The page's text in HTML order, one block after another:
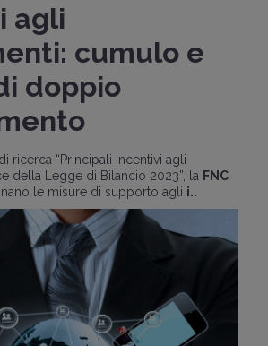
agli
cumulo e
doppio
ricerca “Principali incentivi agli
della Legge di Bilancio 2023”, la FNC
le misure di supporto agli i..